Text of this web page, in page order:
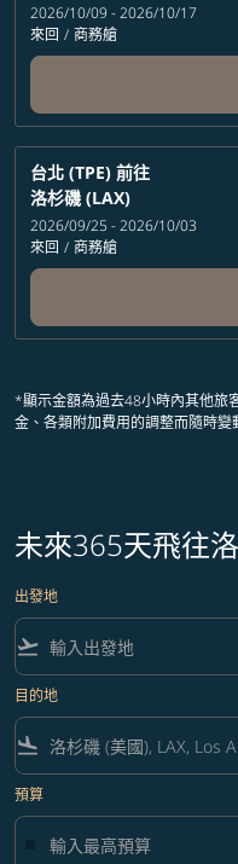
2026/10/09 - 2026/10/17
來回 / 商務艙
台北 (TPE) 前往
洛杉磯 (LAX)
2026/09/25 - 2026/10/03
來回 / 商務艙
*顯示金額為過去48小時內其他旅
金、各類附加費用的調整而隨時變
未來365天飛往
出發地
flight_takeoff
目的地
flight_land
預算